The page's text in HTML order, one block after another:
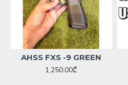
AHSS FXS -9 GREEN
1,250.00₾